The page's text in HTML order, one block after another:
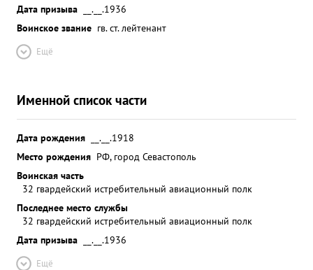
Дата призыва
__.__.1936
Воинское звание гв. ст. лейтенант
Ещё
Именной список части
Дата рождения
__.__.1918
Место рождения РФ, город Севастополь
Воинская часть
32 гвардейский истребительный авиационный полк
Последнее место службы
32 гвардейский истребительный авиационный полк
Дата призыва
__.__.1936
Ещё